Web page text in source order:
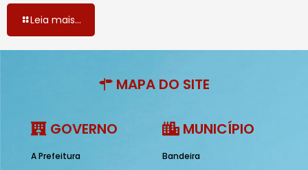
Leia mais...
MAPA DO SITE
GOVERNO
A Prefeitura
MUNICÍPIO
Bandeira